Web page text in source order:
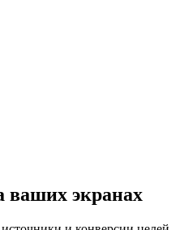
ваших экранах